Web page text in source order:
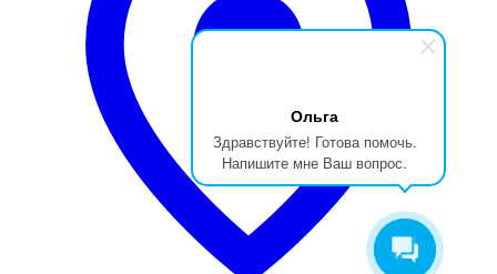
Ольга
Здравствуйте! Готова помочь.
Напишите мне Ваш вопрос.